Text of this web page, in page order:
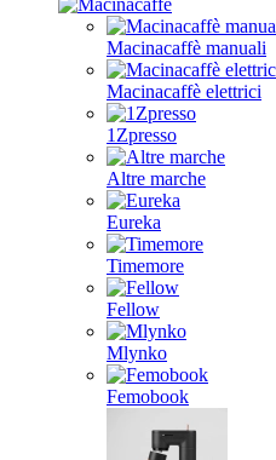
Macinacaffè manuali
Macinacaffè elettrici
1Zpresso
Altre marche
Eureka
Timemore
Fellow
Mlynko
Femobook